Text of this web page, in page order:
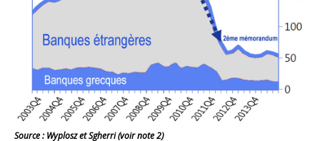
Source : Wyplosz et Sgherri (voir note 2)